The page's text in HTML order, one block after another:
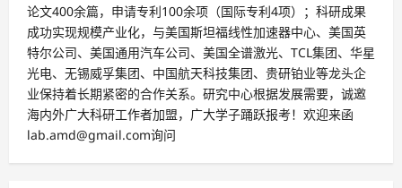
论文400余篇，申请专利100余项（国际专利4项）；科研成果
成功实现规模产业化，与美国斯坦福线性加速器中心、美国英
特尔公司、美国通用汽车公司、美国全谱激光、TCL集团、华星
光电、无锡威孚集团、中国航天科技集团、贵研铂业等龙头企
业保持着长期紧密的合作关系。研究中心根据发展需要，诚邀
海内外广大科研工作者加盟，广大学子踊跃报考！欢迎来函
lab.amd@gmail.com询问